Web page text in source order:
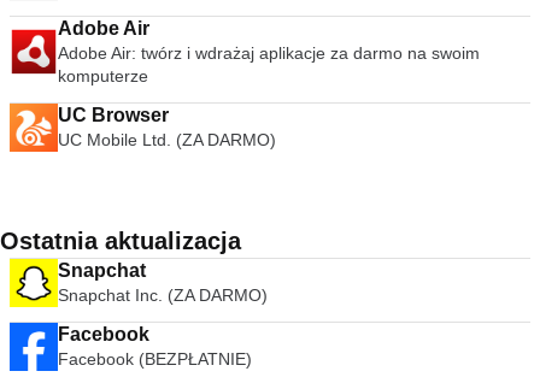
Adobe Air
Adobe Air: twórz i wdrażaj aplikacje za darmo na swoim
komputerze
UC Browser
UC Mobile Ltd. (ZA DARMO)
Ostatnia aktualizacja
Snapchat
Snapchat Inc. (ZA DARMO)
Facebook
Facebook (BEZPŁATNIE)